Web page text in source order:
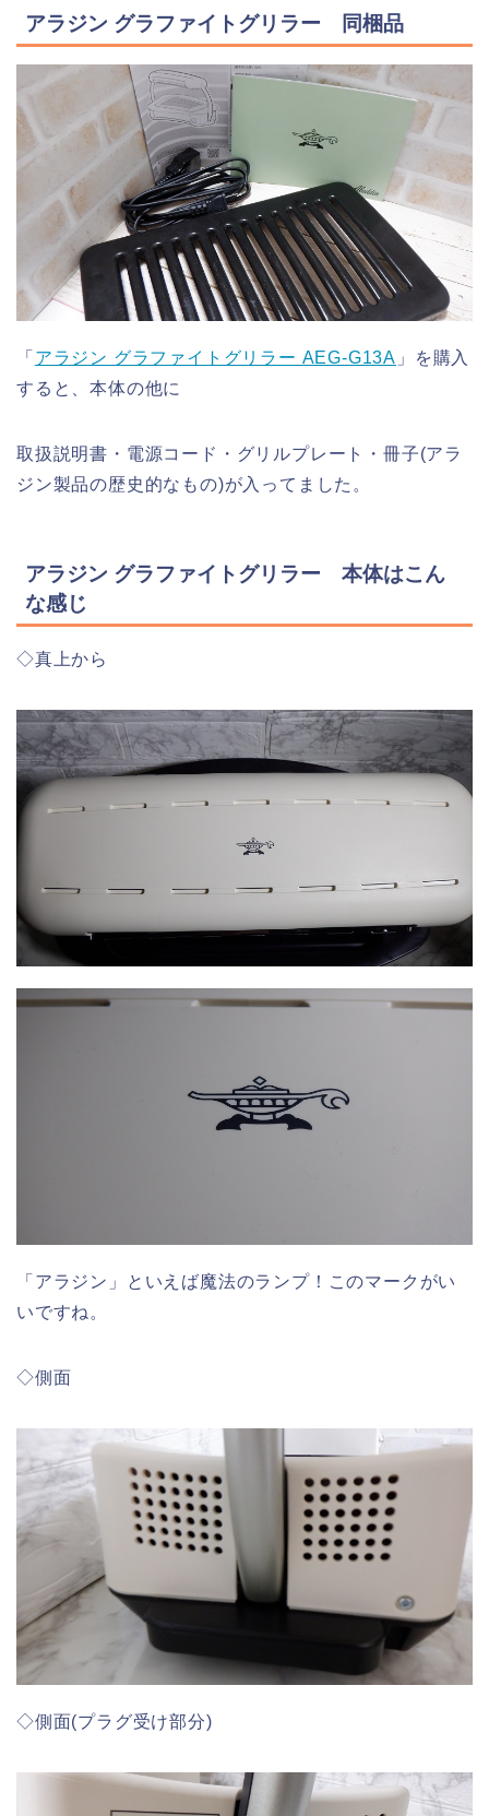
アラジン グラファイトグリラー 同梱品
「 アラジン グラファイトグリラー AEG-G13A 」を購入
すると、本体の他に
取扱説明書・電源コード・グリルプレート・冊子(アラ
ジン製品の歴史的なもの)が入ってました。
アラジン グラファイトグリラー 本体はこん
な感じ
◇真上から
「アラジン」といえば魔法のランプ！このマークがい
いですね。
◇側面
◇側面(プラグ受け部分)